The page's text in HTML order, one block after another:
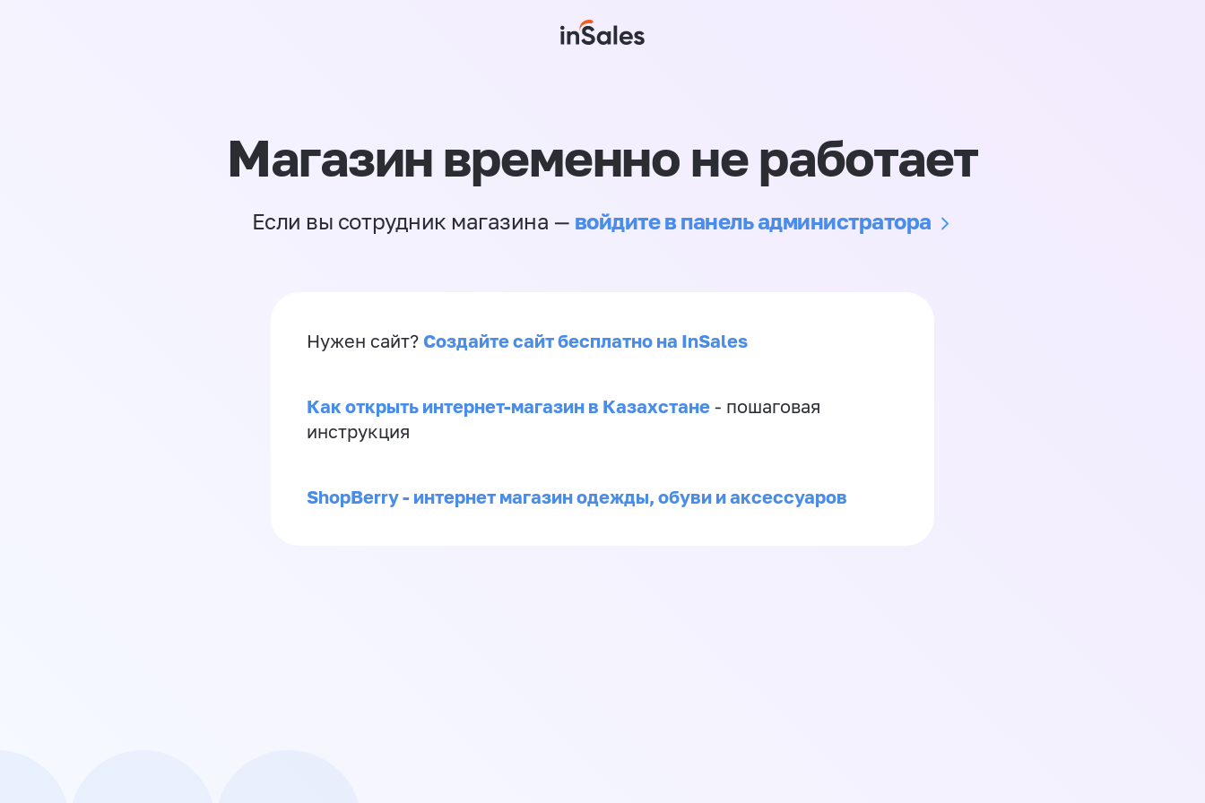
Магазин временно не работает
Если вы сотрудник магазина — войдите в панель администратора
Нужен сайт? Создайте сайт бесплатно на InSales
Как открыть интернет-магазин в Казахстане - пошаговая
инструкция
ShopBerry - интернет магазин одежды, обуви и аксессуаров